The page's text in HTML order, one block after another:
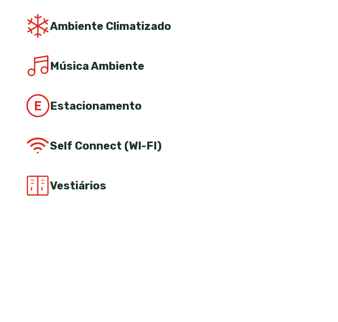
Ambiente Climatizado
Música Ambiente
Estacionamento
Self Connect (WI-FI)
Vestiários